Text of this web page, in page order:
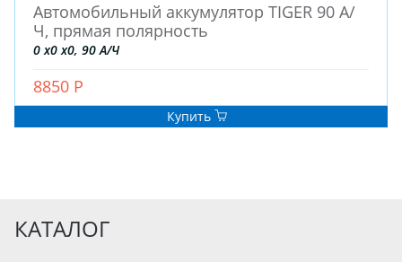
Автомобильный аккумулятор TIGER 90 А/
Ч, прямая полярность
0 x0 x0, 90 А/Ч
8850 Р
Купить
КАТАЛОГ